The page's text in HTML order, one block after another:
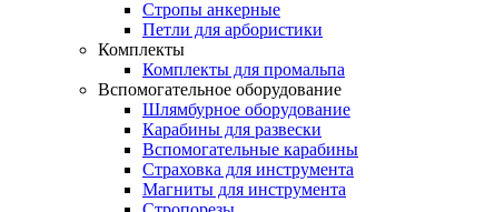
Стропы анкерные
Петли для арбористики
Комплекты
Комплекты для промальпа
Вспомогательное оборудование
Шлямбурное оборудование
Карабины для развески
Вспомогательные карабины
Страховка для инструмента
Магниты для инструмента